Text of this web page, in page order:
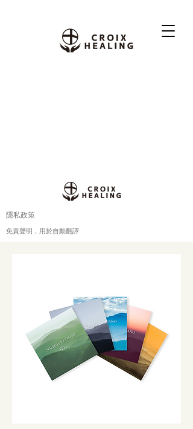
隱私政策
免責聲明，用於自動翻譯